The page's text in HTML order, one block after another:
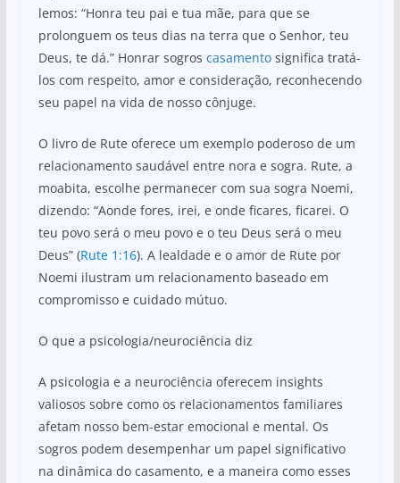
lemos: “Honra teu pai e tua mãe, para que se
prolonguem os teus dias na terra que o Senhor, teu
Deus, te dá.” Honrar sogros casamentosignifica tratá-
los com respeito, amor e consideração, reconhecendo
seu papel na vida de nosso cônjuge.
O livro de Rute oferece um exemplo poderoso de um
relacionamento saudável entre nora e sogra. Rute, a
moabita, escolhe permanecer com sua sogra Noemi,
dizendo: “Aonde fores, irei, e onde ficares, ficarei. O
teu povo será o meu povo e o teu Deus será o meu
Deus” (Rute 1:16). A lealdade e o amor de Rute por
Noemi ilustram um relacionamento baseado em
compromisso e cuidado mútuo.
O que a psicologia/neurociência diz
A psicologia e a neurociência oferecem insights
valiosos sobre como os relacionamentos familiares
afetam nosso bem-estar emocional e mental. Os
sogros podem desempenhar um papel significativo
na dinâmica do casamento, e a maneira como esses